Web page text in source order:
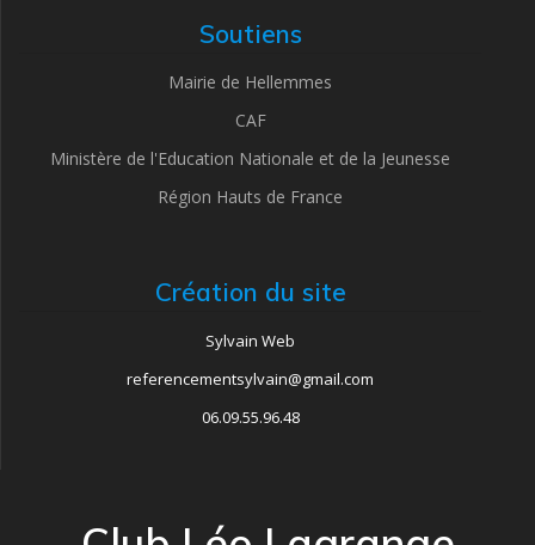
Soutiens
Mairie de Hellemmes
CAF
Ministère de l'Education Nationale et de la Jeunesse
Région Hauts de France
Création du site
Sylvain Web
referencementsylvain@gmail.com
06.09.55.96.48